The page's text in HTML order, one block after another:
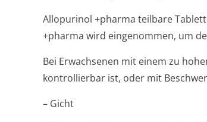
Allopurinol +pharma teilbare
+pharma wird eingenommen, um
Bei Erwachsenen mit einem zu
kontrollierbar ist, oder mit
– Gicht